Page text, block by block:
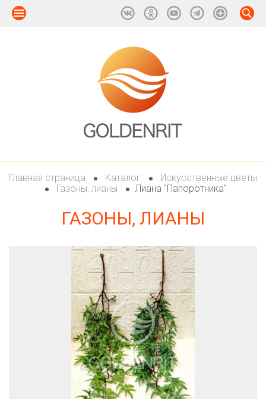
Главная страница Каталог
Искусственные цветы
Газоны, лианы
Лиана "Папоротника"
ГАЗОНЫ, ЛИАНЫ